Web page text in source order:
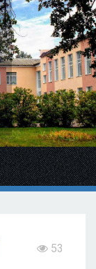
53